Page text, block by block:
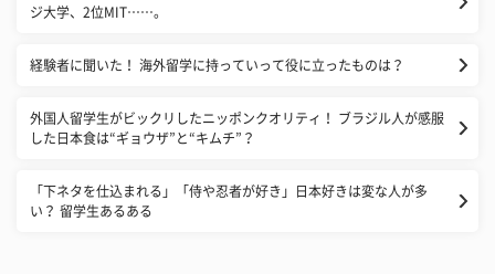
ジ大学、2位MIT……。
経験者に聞いた！ 海外留学に持っていって役に立ったものは？
外国人留学生がビックリしたニッポンクオリティ！ ブラジル人が感服
した日本食は“ギョウザ”と“キムチ”？
「下ネタを仕込まれる」「侍や忍者が好き」日本好きは変な人が多
い？ 留学生あるある